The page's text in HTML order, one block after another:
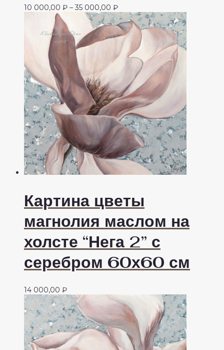
10 000,00 ₽ – 35 000,00 ₽Диапазон
цен:
10
000,00 ₽
35
000,00 ₽
Картина цветы
магнолия маслом на
холсте “Нега 2” с
серебром 60х60 см
14 000,00 ₽